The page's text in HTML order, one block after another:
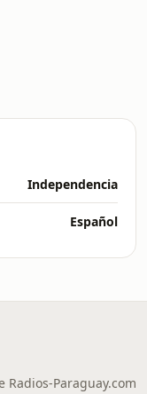
Independencia
Español
Radios-Paraguay.com